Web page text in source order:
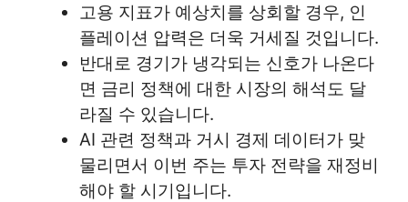
고용 지표가 예상치를 상회할 경우, 인
플레이션 압력은 더욱 거세질 것입니다.
반대로 경기가 냉각되는 신호가 나온다
면 금리 정책에 대한 시장의 해석도 달
라질 수 있습니다.
AI 관련 정책과 거시 경제 데이터가 맞
물리면서 이번 주는 투자 전략을 재정비
해야 할 시기입니다.